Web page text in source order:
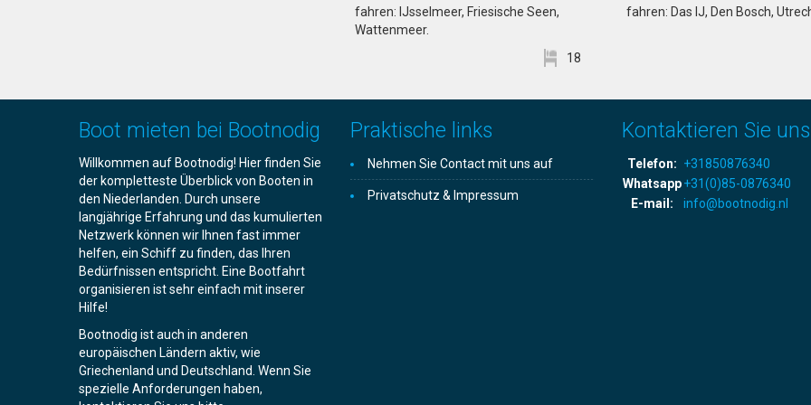
fahren: IJsselmeer, Friesische Seen,
Wattenmeer.
18
fahren: Das IJ, Den Bosch,
Boot mieten bei Bootnodig
Willkommen auf Bootnodig! Hier finden Sie
der kompletteste Überblick von Booten in
den Niederlanden. Durch unsere
langjährige Erfahrung und das kumulierten
Netzwerk können wir Ihnen fast immer
helfen, ein Schiff zu finden, das Ihren
Bedürfnissen entspricht. Eine Bootfahrt
organisieren ist sehr einfach mit inserer
Hilfe!
Bootnodig ist auch in anderen
europäischen Ländern aktiv, wie
Griechenland und Deutschland. Wenn Sie
spezielle Anforderungen haben,
Praktische links
Nehmen Sie Contact mit uns auf
Privatschutz & Impressum
Kontaktieren Sie uns
Telefon: +31850876340
Whatsapp+31(0)85-0876340
E-mail:
info@bootnodig.nl